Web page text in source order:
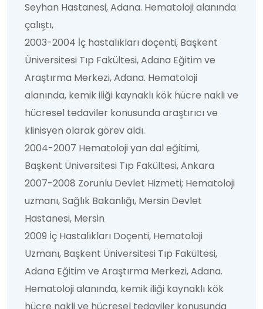
Seyhan Hastanesi, Adana. Hematoloji alanında
çalıştı,
2003-2004 İç hastalıkları doçenti, Başkent
Üniversitesi Tıp Fakültesi, Adana Eğitim ve
Araştırma Merkezi, Adana. Hematoloji
alanında, kemik iliği kaynaklı kök hücre nakli ve
hücresel tedaviler konusunda araştırıcı ve
klinisyen olarak görev aldı.
2004-2007 Hematoloji yan dal eğitimi,
Başkent Üniversitesi Tıp Fakültesi, Ankara
2007-2008 Zorunlu Devlet Hizmeti; Hematoloji
uzmanı, Sağlık Bakanlığı, Mersin Devlet
Hastanesi, Mersin
2009 İç Hastalıkları Doçenti, Hematoloji
Uzmanı, Başkent Üniversitesi Tıp Fakültesi,
Adana Eğitim ve Araştırma Merkezi, Adana.
Hematoloji alanında, kemik iliği kaynaklı kök